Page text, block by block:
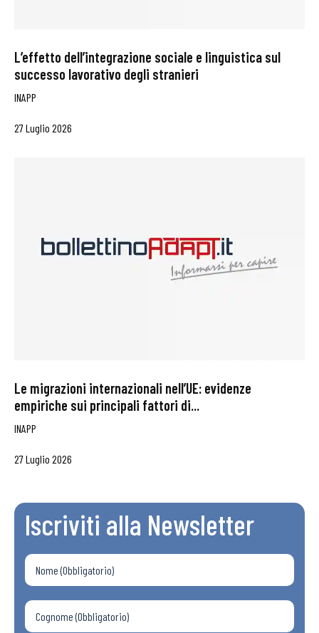
L’effetto dell’integrazione sociale e linguistica sul
successo lavorativo degli stranieri
INAPP
27 Luglio 2026
Le migrazioni internazionali nell’UE: evidenze
empiriche sui principali fattori di...
INAPP
27 Luglio 2026
Iscriviti alla Newsletter